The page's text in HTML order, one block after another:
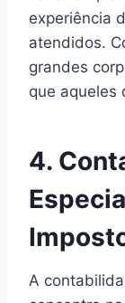
experiência
atendidos.
grandes
que aqueles
4.
A